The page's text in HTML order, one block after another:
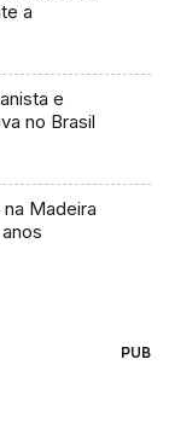
a
e
no Brasil
Madeira
PUB